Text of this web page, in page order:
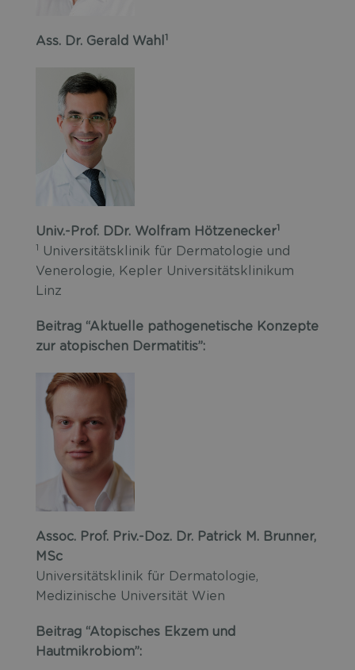
Ass. Dr. Gerald Wahl 1
Univ.-Prof. DDr. Wolfram Hötzenecker1
1
Universitätsklinik für Dermatologie und
Venerologie, Kepler Universitätsklinikum
Linz
Beitrag “Aktuelle pathogenetische Konzepte
zur atopischen Dermatitis”:
Assoc. Prof. Priv.-Doz. Dr. Patrick M. Brunner,
MSc
Universitätsklinik für Dermatologie,
Medizinische Universität Wien
Beitrag “Atopisches Ekzem und
Hautmikrobiom”: